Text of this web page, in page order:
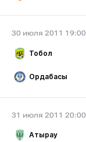
30 июля 2011 19:00
Тобол
Ордабасы
31 июля 2011 20:00
Атырау